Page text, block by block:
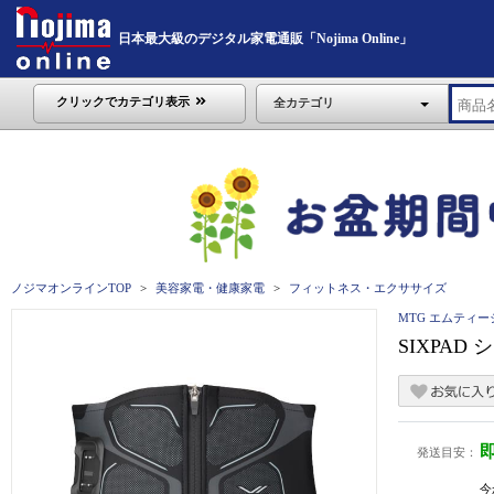
日本最大級のデジタル家電通販「Nojima Online」
クリックでカテゴリ表示 全カテゴリ
ノジマオンラインTOP 美容家電・健康家電 フィットネス・エクササイズ
MTG エムティー
SIXPAD
発送目安：